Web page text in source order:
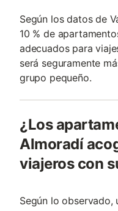
Según los datos de
10 % de
adecuados para
será seguramente
grupo pequeño.
¿Los
Almoradí
viajeros con
Según lo observado,